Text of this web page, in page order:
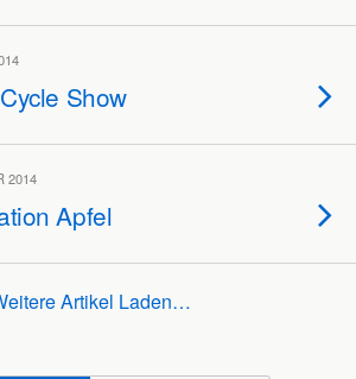
Show
2014
Apfel
Artikel Laden…